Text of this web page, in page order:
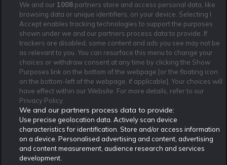
Rekatochklart.com är Sveriges ledande betting-community. 2017 nominerades
Rekatochklart som en av världens bästa spelinformations-sajter på spelbranschens egen
Oscarsgala EGR Awards.
Rekatochklart är oberoende och ej knutet till något specifikt spelbolag. Här hittar du
Affiliate Modell
Om Rekatochklart
Kontakta oss
Redaktionen
Ansvarsfullt Spelande
F.A.Q
Nyhetsarkiv
Redaktionell policy
Cookie Policy
Användarvilkor
Integritetspolicy
Rekatochklart shop
We and our 1008 partners store and access personal data, like
browsing data or unique identifiers, on your device. Selecting I
Accept enables tracking technologies to support the purposes
shown under we and our partners process data to provide. If
trackers are disabled, some content and ads you see may not be
as relevant to you. You can resurface this menu to change your
choices or withdraw consent at any time by clicking the Show
Purposes link on the bottom of the webpage [or the floating icon
on the bottom-left of the webpage, if applicable]. Your choices will
have effect within our Website. For more details, refer to our
Privacy Policy.
We and our partners process data to provide:
Use precise geolocation data. Actively scan device
characteristics for identification. Store and/or access information
on a device. Personalised advertising and content, advertising
and content measurement, audience research and services
development.